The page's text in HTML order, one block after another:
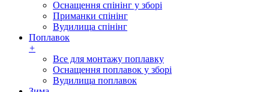
Оснащення спінінг у зборі
Приманки спінінг
Вудилища спінінг
Поплавок
+
Все для монтажу поплавку
Оснащення поплавок у зборі
Вудилища поплавок